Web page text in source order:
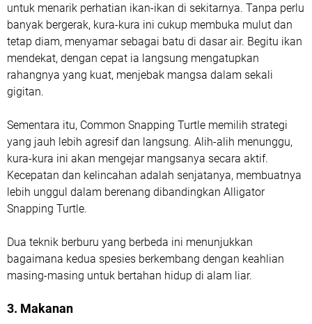
untuk menarik perhatian ikan-ikan di sekitarnya. Tanpa perlu
banyak bergerak, kura-kura ini cukup membuka mulut dan
tetap diam, menyamar sebagai batu di dasar air. Begitu ikan
mendekat, dengan cepat ia langsung mengatupkan
rahangnya yang kuat, menjebak mangsa dalam sekali
gigitan.
Sementara itu, Common Snapping Turtle memilih strategi
yang jauh lebih agresif dan langsung. Alih-alih menunggu,
kura-kura ini akan mengejar mangsanya secara aktif.
Kecepatan dan kelincahan adalah senjatanya, membuatnya
lebih unggul dalam berenang dibandingkan Alligator
Snapping Turtle.
Dua teknik berburu yang berbeda ini menunjukkan
bagaimana kedua spesies berkembang dengan keahlian
masing-masing untuk bertahan hidup di alam liar.
3. Makanan